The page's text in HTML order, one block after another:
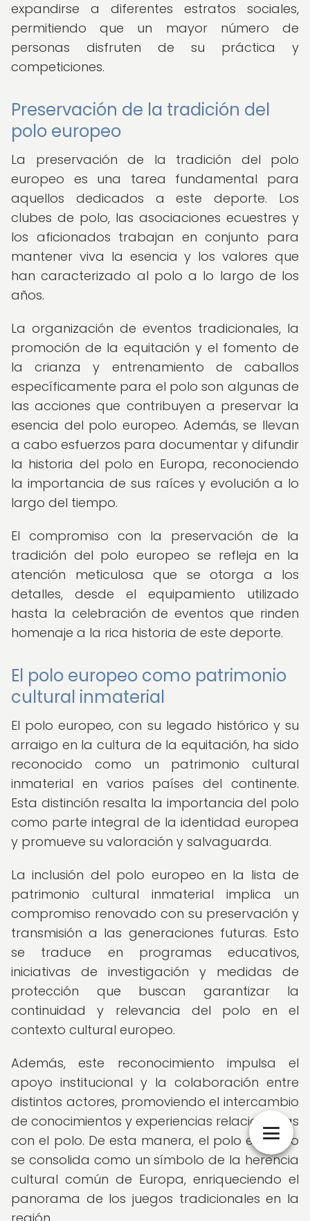
expandirse a diferentes estratos sociales,
permitiendo que un mayor número de
personas disfruten de su práctica y
competiciones.
Preservación de la tradición del
polo europeo
La preservación de la tradición del polo
europeo es una tarea fundamental para
aquellos dedicados a este deporte. Los
clubes de polo, las asociaciones ecuestres y
los aficionados trabajan en conjunto para
mantener viva la esencia y los valores que
han caracterizado al polo a lo largo de los
años.
La organización de eventos tradicionales, la
promoción de la equitación y el fomento de
la crianza y entrenamiento de caballos
específicamente para el polo son algunas de
las acciones que contribuyen a preservar la
esencia del polo europeo. Además, se llevan
a cabo esfuerzos para documentar y difundir
la historia del polo en Europa, reconociendo
la importancia de sus raíces y evolución a lo
largo del tiempo.
El compromiso con la preservación de la
tradición del polo europeo se refleja en la
atención meticulosa que se otorga a los
detalles, desde el equipamiento utilizado
hasta la celebración de eventos que rinden
homenaje a la rica historia de este deporte.
El polo europeo como patrimonio
cultural inmaterial
El polo europeo, con su legado histórico y su
arraigo en la cultura de la equitación, ha sido
reconocido como un patrimonio cultural
inmaterial en varios países del continente.
Esta distinción resalta la importancia del polo
como parte integral de la identidad europea
y promueve su valoración y salvaguarda.
La inclusión del polo europeo en la lista de
patrimonio cultural inmaterial implica un
compromiso renovado con su preservación y
transmisión a las generaciones futuras. Esto
se traduce en programas educativos,
iniciativas de investigación y medidas de
protección que buscan garantizar la
continuidad y relevancia del polo en el
contexto cultural europeo.
Además, este reconocimiento impulsa el
apoyo institucional y la colaboración entre
distintos actores, promoviendo el intercambio
de conocimientos y experiencias relacionadas
con el polo. De esta manera, el polo europeo
se consolida como un símbolo de la herencia
cultural común de Europa, enriqueciendo el
panorama de los juegos tradicionales en la